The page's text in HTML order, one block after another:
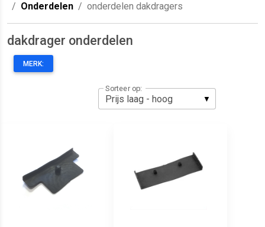
Onderdelen
onderdelen dakdragers
dakdrager onderdelen
MERK:
Sorteer op: